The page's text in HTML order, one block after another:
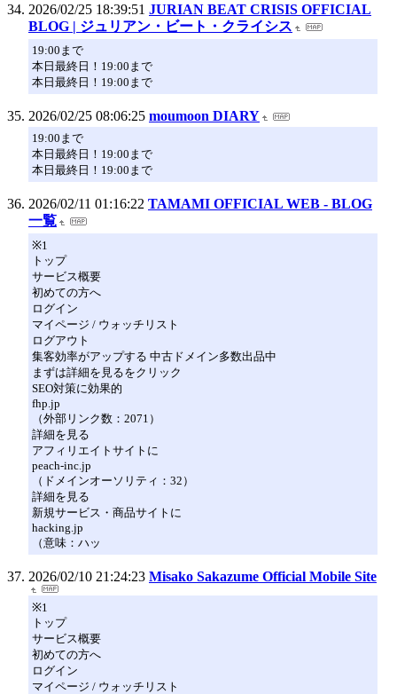
2026/02/25 18:39:51 JURIAN BEAT CRISIS OFFICIAL
BLOG | ジュリアン・ビート・クライシス
19:00まで
本日最終日！19:00まで
本日最終日！19:00まで
2026/02/25 08:06:25 moumoon DIARY
19:00まで
本日最終日！19:00まで
本日最終日！19:00まで
2026/02/11 01:16:22 TAMAMI OFFICIAL WEB - BLOG
一覧
※1
トップ
サービス概要
初めての方へ
ログイン
マイページ / ウォッチリスト
ログアウト
集客効率がアップする 中古ドメイン多数出品中
まずは詳細を見るをクリック
SEO対策に効果的
fhp.jp
（外部リンク数：2071）
詳細を見る
アフィリエイトサイトに
peach-inc.jp
（ドメインオーソリティ：32）
詳細を見る
新規サービス・商品サイトに
hacking.jp
（意味：ハッ
2026/02/10 21:24:23 Misako Sakazume Official Mobile Site
※1
トップ
サービス概要
初めての方へ
ログイン
マイページ / ウォッチリスト